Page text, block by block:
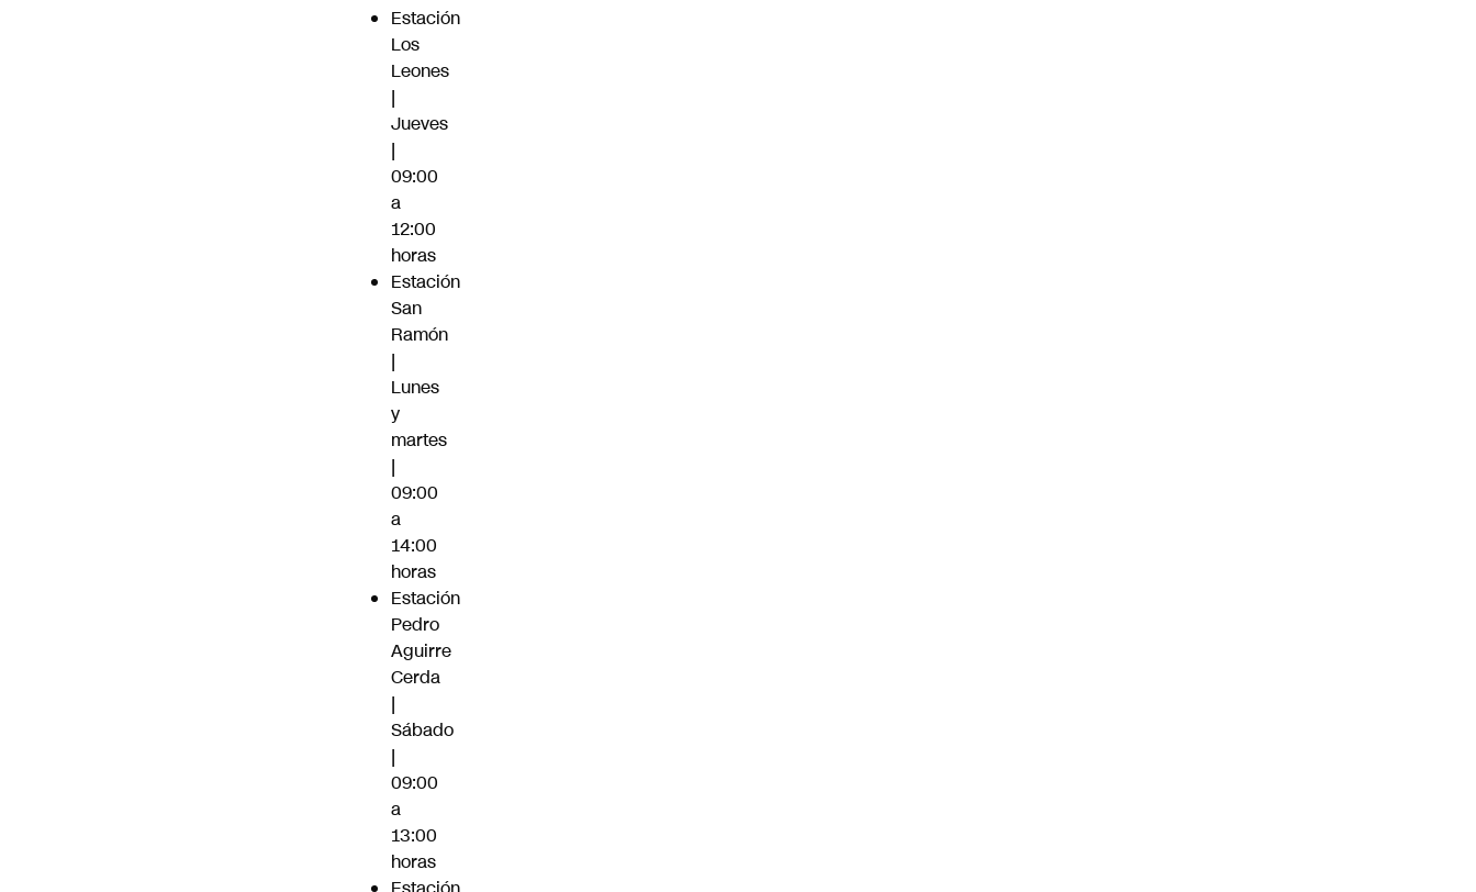
Estación
Los
Leones
|
Jueves
|
09:00
a
12:00
horas
Estación
San
Ramón
|
Lunes
y
martes
|
09:00
a
14:00
horas
Estación
Pedro
Aguirre
Cerda
|
Sábado
|
09:00
a
13:00
horas